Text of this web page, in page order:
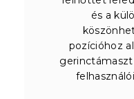
és a
pozícióhoz